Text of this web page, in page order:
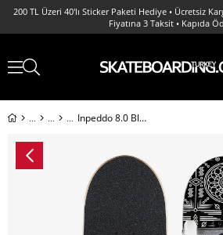
200 TL Üzeri 40'lı Sticker Paketi Hediye • Ücretsiz
Fiyatına 3 Taksit • Kapıda
Inpeddo 8.0 Black Carpet Complete Profesyonel Kaykay